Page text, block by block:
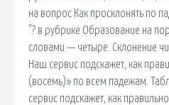
на вопрос Как просклонять по
"? в рубрике Образование на
словами — четыре. Склонение
Наш сервис подскажет, как
(восемь)» по всем падежам.
сервис подскажет, как